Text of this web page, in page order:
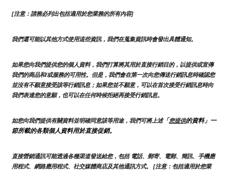
[注意：請務必列出包括適用於您業務的所有內容]
我們還可能以其他方式使用這些資訊，我們在蒐集資訊時會發出具體通知。
如果您向我們提供您的個人資料，我們打算將其用於直接行銷目的，以提供或宣傳
我們的商品和/或服務的可用性。但是，我們會在第一次向您傳送行銷訊息時確認您
並沒有不願意接受該等行銷訊息；如果您並不願意，可以在首次接受行銷訊息時向
我們表達您的意願，也可以在任何時候拒絕再接受行銷訊息。
如您向我們提供有關資料並明確同意該等用途，我們可將上述「您提供的資料」一
節所載的各類個人資料用於直接促銷。
直接營銷通訊可能透過各種渠道發送給您，包括 電話、郵寄、電郵、簡訊、手機應
用程式、網路應用程式、社交媒體商店及其他通訊方式。 [注意：包括適用於您業